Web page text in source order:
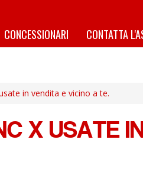
CONCESSIONARI CONTATTA
in vendita e vicino a te.
X USATE